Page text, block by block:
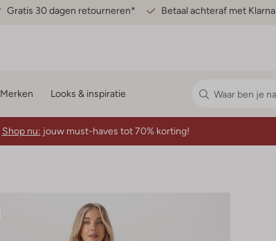
Gratis 30 dagen retourneren* Betaal achteraf met Klarna
Merken Looks & inspiratie
Shop nu: jouw must-haves tot 70% korting!